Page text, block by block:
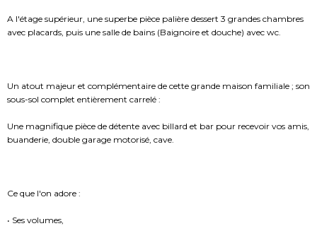
A l'étage supérieur, une superbe pièce palière dessert 3 grandes chambres
avec placards, puis une salle de bains (Baignoire et douche) avec wc.
Un atout majeur et complémentaire de cette grande maison familiale ; son
sous-sol complet entièrement carrelé :
Une magnifique pièce de détente avec billard et bar pour recevoir vos amis,
buanderie, double garage motorisé, cave.
Ce que l'on adore :
• Ses volumes,